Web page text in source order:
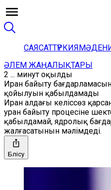
САЯСАТТҮРКИЯ
ӘЛЕМ ЖАҢАЛЫҚТАРЫ
2 ... минут оқылды
Иран байыту
қойылуын қабылдамады
Иран алдағы келіссөз
уран байыту процесіне
қабылдамай, ядролық
жалғасатынын мәлімдеді.
Бөлісу